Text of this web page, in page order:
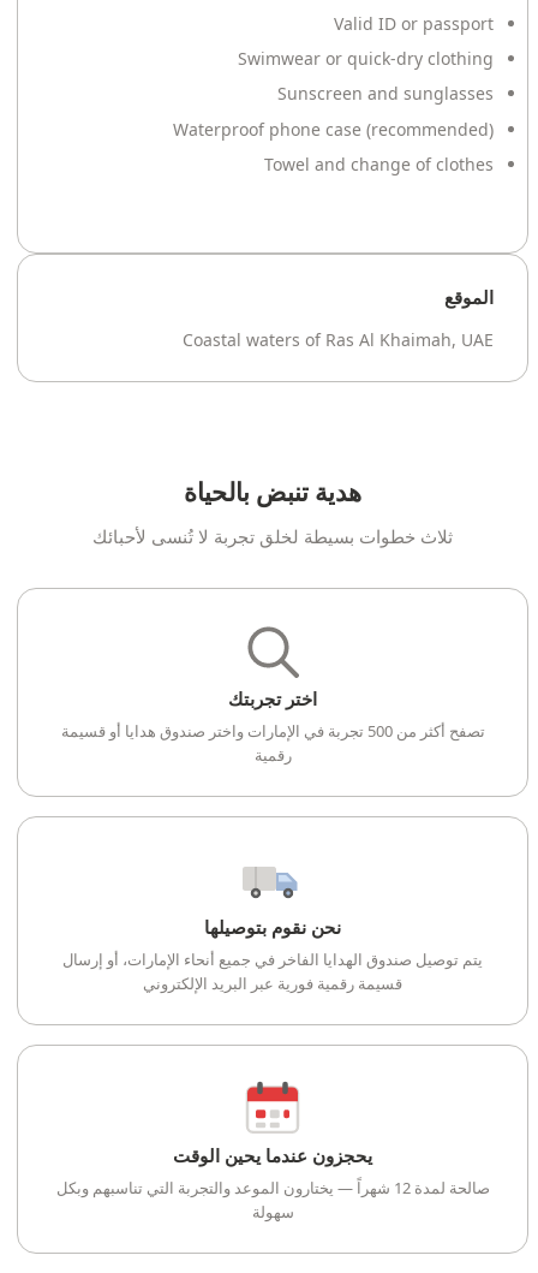
Valid ID or passport
Swimwear or quick-dry clothing
Sunscreen and sunglasses
Waterproof phone case (recommended)
Towel and change of clothes
الموقع
Coastal waters of Ras Al Khaimah, UAE
هدية تنبض بالحياة
ثلاث خطوات بسيطة لخلق تجربة لا تُنسى لأحبائك
اختر تجربتك
تصفح أكثر من 500 تجربة في الإمارات واختر صندوق هدايا أو قسيمة
رقمية
نحن نقوم بتوصيلها
يتم توصيل صندوق الهدايا الفاخر في جميع أنحاء الإمارات، أو إرسال
قسيمة رقمية فورية عبر البريد الإلكتروني
يحجزون عندما يحين الوقت
صالحة لمدة 12 شهراً — يختارون الموعد والتجربة التي تناسبهم وبكل
سهولة